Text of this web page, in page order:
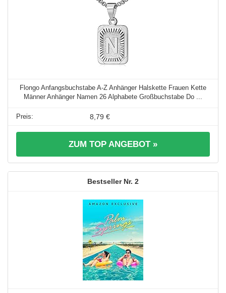
Flongo Anfangsbuchstabe A-Z Anhänger Halskette Frauen Kette
Männer Anhänger Namen 26 Alphabete Großbuchstabe Do ...
8,79 €
ZUM TOP ANGEBOT »
2